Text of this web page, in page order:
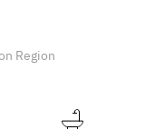
Region